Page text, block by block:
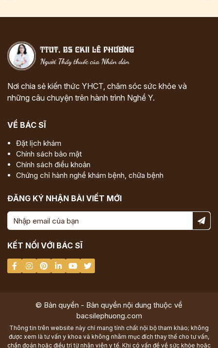
Nơi chia sẻ kiến thức YHCT, chăm sóc sức khỏe và
những câu chuyện trên hành trình Nghề Y.
VỀ BÁC SĨ
Đặt lịch khám
Chính sách bảo mật
Chính sách điều khoản
Chứng chỉ hành nghề khám bệnh, chữa bệnh
ĐĂNG KÝ NHẬN BÀI VIẾT MỚI
KẾT NỐI VỚI BÁC SĨ
© Bản quyền - Bản quyền nội dung thuộc về
bacsilephuong.com
Thông tin trên website này chỉ mang tính chất nội bộ tham khảo; không
được xem là tư vấn y khoa và không nhằm mục đích thay thế cho tư vấn,
chẩn đoán hoặc điều trị từ nhân viên y tế. Khi có vấn đề về sức khỏe hoặc